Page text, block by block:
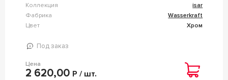
Коллекция
isar
Фабрика
Wasserkraft
Цвет
Хром
Под заказ
Цена
2 620,00 Р / шт.